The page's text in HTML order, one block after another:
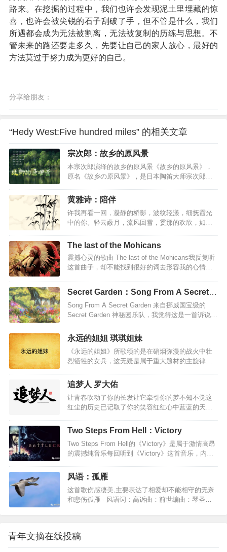
路来。在挖掘的过程中，我们也许会发现泥土里埋藏的惊
喜，也许会被尖锐的石子刮破了手，但不管是什么，我们
所遇都会成为无法被割离，无法被复制的历练与思想。不
管未来的路还要走多久，先要让自己的家人放心，最好的
方法莫过于努力成为更好的自己。
分享给朋友：
“Hedy West:Five hundred miles” 的相关文章
宗次郎：故乡的原风景
本宗次郎演绎的故乡的原风景《故乡的原风景》，
原名《故乡の原风景》，是日本陶笛大师宗次郎的
万物与山川土地的感怀。 故乡的原风景歌词有以
下几个版本 柔软的时光版 -------故乡的原风景-------
一缕清风 呼唤遥远的记忆 几朵浮云 装点生命的
葱 绿 最早的呼吸 穿越动人的绮丽 最初的美丽 就在
这里 故乡 啊~~~ 故…
黄雅诗：陪伴
许我再看一回，凝静的桥影，波纹轻漾，细抚霞光
中的你。轻云蔽月，流风回雪，霎那的欢欣，如昙
你，将这一片片布满疮痍的破碎魂灵吸引而来，聚
依洄在你的温纯里深深迷醉。你愿否？愿否风霜雨
雪，徐步现在未来？你愿否？愿否来世今生，蹁跹
天上人间？ 如果在这片蔚蓝的深海中，你不曾死
去，我愿自断双脚，化为鱼。如果沉寂在无边的黑
妨。答应我，做我的驱魔人，穿越蒙昧，净化我
的…
The last of the Mohicans
震撼心灵的歌曲 The last of the Mohicans我反复听
这首曲子，却不能找到很好的词去形容我的心情，
尤其是听到中间段，呐喊的时候，我听到的更多
是，这个民族的呐喊，这个民族的坚强，给我空前
的震撼。一个民族悲壮的呼声，最后的莫希干人，
Secret Garden：Song From A Secret
Garden
Song From A Secret Garden 来自挪威国宝级的
Secret Garden 神秘园乐队，我觉得这是一首诉说生
命的真谛，同时也诉说着生命的神秘!在乐曲舒缓旋
律中，人性的内心得以舒展，舒缓的节奏将现实时
空拓展延长，在岁月的荏苒里，人性心理的秘密就
在自我秘密花园里繁衍生殖。在节拍回旋的瞬间浓
缩出抑郁情感的婉约柔美，娇柔而不做作，伤感而
不沉沦，好似阴雨里迎风成长的垂柳，柳枝纤柔而
们带入了一种无尽…
永远的姐姐 琪琪姐妹
《永远的姐姐》所歌颂的是在硝烟弥漫的战火中壮
烈牺牲的女兵，这无疑是属于重大题材的主旋律作
唤，就让一向在人们心理习惯中高大过人、不同凡
响的英雄走进了亲情的范畴。 这种对已故亲人情感
化、人性化的娓娓倾诉深情而动人，它大大拉近了
歌颂对象同听众之间的距离——此时的英雄不再是
遥远的，而是亲近的；不再是虚浮空泛的，而是真
实可感、似在眼前的。应当承认，作者从姐姐”的角
一声姐姐虽然我们不在同一个年代/可你的年龄只大
我一点…
追梦人 罗大佑
让青春吹动了你的长发让它牵引你的梦不知不觉这
红尘的历史已记取了你的笑容红红心中蓝蓝的天是
青春娇艳的花朵绽开了深藏的红颜飞去飞来的满天
的飞絮是幻想你的笑颜秋来春去红尘中谁在宿命里
安排冰雪不语寒夜的你那难隐藏的光彩看我看一眼
吧 莫让红颜守空枕青春无悔不死永远的爱人让流浪
的足迹在荒漠里写下永久的回忆飘来飘去的笔迹是
深藏激情的你的心语前尘后世轮回中 谁在声音里徘
多首堪称经典的歌…
Two Steps From Hell：Victory
Two Steps From Hell的《Victory》是属于激情高昂
的震撼纯音乐每回听到《Victory》这首音乐，内心
音响。可曾想，先烈的鲜血染红了中华大地，冲锋
的号角响彻神州。该死的战争到来之际，便是地狱
使者到来之时。对于士兵，最残酷的也是战争机
器，杀人游戏，只有这样才可以使国家存留。但是
道，不可不察也。伴随着冲锋的号角，义无反顾地
冲锋，身边无数人在倒下，也…
风语：孤雁
这首歌伤感凄美,主要表达了相爱却不能相守的无奈
和悲伤孤雁 - 风语词：高诉曲：前世编曲：琴圣我
对生活的困苦再难我不会认输寻找心中的爱找寻心
中幸福心中有一缕阳光踏平坎坷是坦途我是一只孤
青年文摘在线投稿